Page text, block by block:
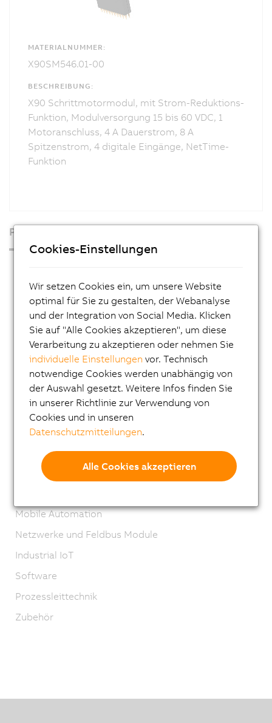
MATERIALNUMMER:
X90SM546.01-00
BESCHREIBUNG:
X90 Schrittmotormodul, mit Strom-Reduktions-
Funktion, Modulversorgung 15 bis 60 VDC, 1
Motoranschluss, 4 A Dauerstrom, 8 A
Spitzenstrom, 4 digitale Eingänge, NetTime-
Funktion
Produkte
Visualisieren und Bedienen
Steuerungssysteme
X20 System
X20 System coated
X90 mobile Steuerungssystem
I/O Systeme
Vision Systeme
Sicherheitstechnik
Antriebstechnik
Mechatronische Systeme
Mobile Automation
Netzwerke und Feldbus Module
Industrial IoT
Software
Prozessleittechnik
Zubehör
Cookies-Einstellungen
Wir setzen Cookies ein, um unsere Website
optimal für Sie zu gestalten, der Webanalyse
und der Integration von Social Media. Klicken
Sie auf "Alle Cookies akzeptieren", um diese
Verarbeitung zu akzeptieren oder nehmen Sie
individuelle Einstellungen vor. Technisch
notwendige Cookies werden unabhängig von
der Auswahl gesetzt. Weitere Infos finden Sie
in unserer Richtlinie zur Verwendung von
Cookies und in unseren
Datenschutzmitteilungen.
Alle Cookies akzeptieren